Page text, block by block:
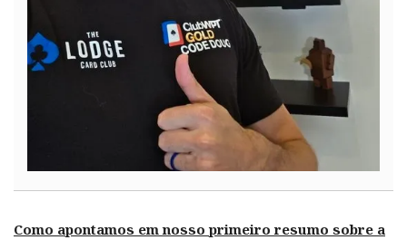
Como apontamos em nosso primeiro resumo sobre a